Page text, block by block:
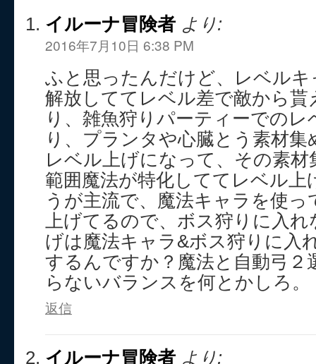
イルーナ冒険者 より:
2016年7月10日 6:38 PM
ふと思ったんだけど、レベル
解放しててレベル差で敵から貰
り、雑魚狩りパーティーでの
り、プランタや心臓とう素材
レベル上げになって、その素
範囲魔法が特化しててレベル上
うが主流で、魔法キャラを使
上げてるので、ボス狩りに入
げは魔法キャラ&ボス狩りに入
するんですか？魔法と自動弓２
らないバランスを何とかしろ。
返信
イルーナ冒険者 より: